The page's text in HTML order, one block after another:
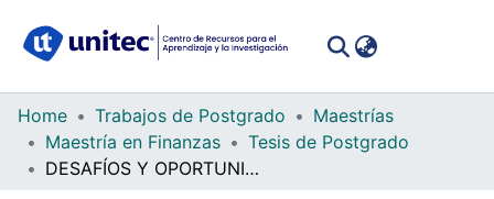
Communities
Collections
Home Trabajos de Postgrado
Maestrías
Maestría en Finanzas
Tesis de Postgrado
DESAFÍOS Y OPORTUNIDADES EN LA IMPLEMENTACIÓN DE LAS NIIF EN CASO: COOPERATIVA DE AHORRO Y CRÉDITO CHOROTEGA, HONDURAS